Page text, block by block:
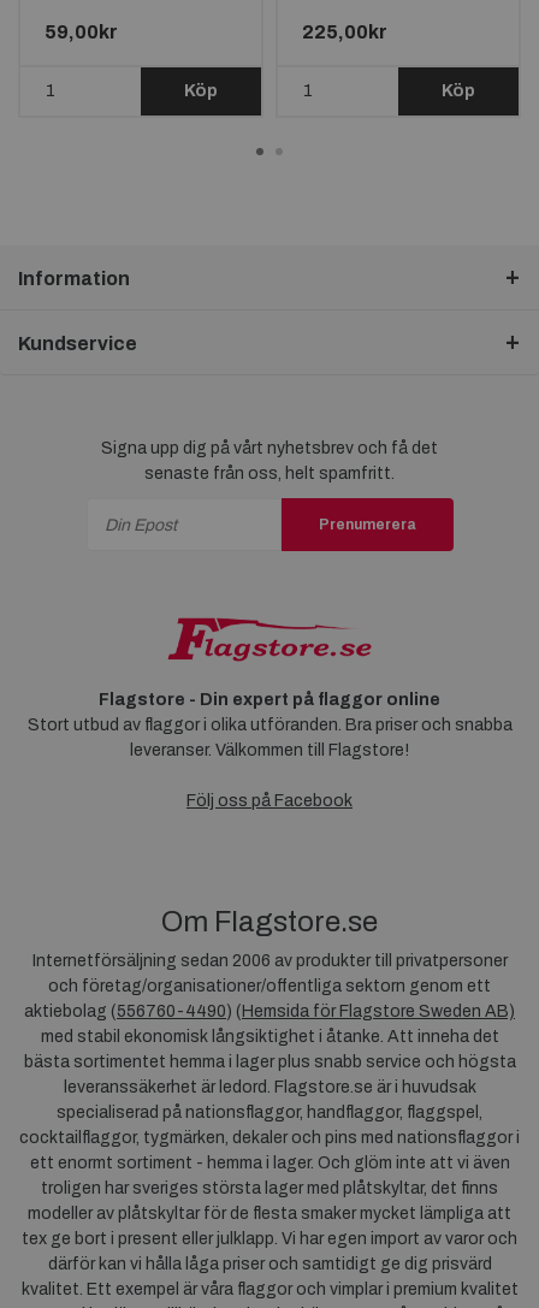
59,00kr
Köp
225,00kr
Köp
Information
Kundservice
Signa upp dig på vårt nyhetsbrev och få det
senaste från oss, helt spamfritt.
Prenumerera
Flagstore - Din expert på flaggor online
Stort utbud av flaggor i olika utföranden. Bra priser och snabba
leveranser. Välkommen till Flagstore!
Följ oss på Facebook
Om Flagstore.se
Internetförsäljning sedan 2006 av produkter till privatpersoner
och företag/organisationer/offentliga sektorn genom ett
aktiebolag (556760-4490) ( Hemsida för Flagstore Sweden AB)
med stabil ekonomisk långsiktighet i åtanke. Att inneha det
bästa sortimentet hemma i lager plus snabb service och högsta
leveranssäkerhet är ledord. Flagstore.se är i huvudsak
specialiserad på nationsflaggor, handflaggor, flaggspel,
cocktailflaggor, tygmärken, dekaler och pins med nationsflaggor i
ett enormt sortiment - hemma i lager. Och glöm inte att vi även
troligen har sveriges största lager med plåtskyltar, det finns
modeller av plåtskyltar för de flesta smaker mycket lämpliga att
tex ge bort i present eller julklapp. Vi har egen import av varor och
därför kan vi hålla låga priser och samtidigt ge dig prisvärd
kvalitet. Ett exempel är våra flaggor och vimplar i premium kvalitet